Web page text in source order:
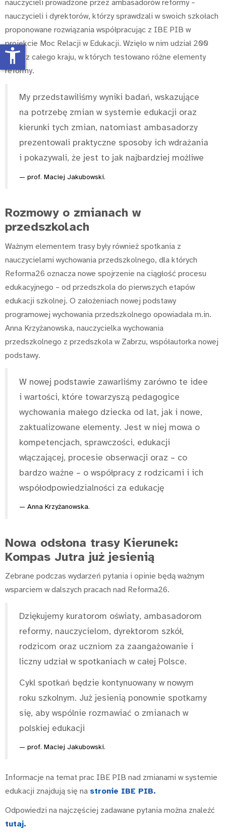
nauczycieli prowadzone przez ambasadorów reformy –
nauczycieli i dyrektorów, którzy sprawdzali w swoich szkołach
proponowane rozwiązania współpracując z IBE PIB w
projekcie Moc Relacji w Edukacji. Wzięło w nim udział 200
szkół z całego kraju, w których testowano różne elementy
reformy.
My przedstawiliśmy wyniki badań, wskazujące
na potrzebę zmian w systemie edukacji oraz
kierunki tych zmian, natomiast ambasadorzy
prezentowali praktyczne sposoby ich wdrażania
i pokazywali, że jest to jak najbardziej możliwe
prof. Maciej Jakubowski.
Rozmowy o zmianach w
przedszkolach
Ważnym elementem trasy były również spotkania z
nauczycielami wychowania przedszkolnego, dla których
Reforma26 oznacza nowe spojrzenie na ciągłość procesu
edukacyjnego – od przedszkola do pierwszych etapów
edukacji szkolnej. O założeniach nowej podstawy
programowej wychowania przedszkolnego opowiadała m.in.
Anna Krzyżanowska, nauczycielka wychowania
przedszkolnego z przedszkola w Zabrzu, współautorka nowej
podstawy.
W nowej podstawie zawarliśmy zarówno te idee
i wartości, które towarzyszą pedagogice
wychowania małego dziecka od lat, jak i nowe,
zaktualizowane elementy. Jest w niej mowa o
kompetencjach, sprawczości, edukacji
włączającej, procesie obserwacji oraz – co
bardzo ważne – o współpracy z rodzicami i ich
współodpowiedzialności za edukację
Anna Krzyżanowska.
Nowa odsłona trasy Kierunek:
Kompas Jutra już jesienią
Zebrane podczas wydarzeń pytania i opinie będą ważnym
wsparciem w dalszych pracach nad Reforma26.
Dziękujemy kuratorom oświaty, ambasadorom
reformy, nauczycielom, dyrektorom szkół,
rodzicom oraz uczniom za zaangażowanie i
liczny udział w spotkaniach w całej Polsce.
Cykl spotkań będzie kontynuowany w nowym
roku szkolnym. Już jesienią ponownie spotkamy
się, aby wspólnie rozmawiać o zmianach w
polskiej edukacji
prof. Maciej Jakubowski.
Informacje na temat prac IBE PIB nad zmianami w systemie
edukacji znajdują się na stronie IBE PIB.
Odpowiedzi na najczęściej zadawane pytania można znaleźć
tutaj.
accessibility_new